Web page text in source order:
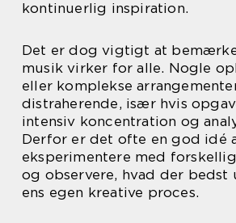
kontinuerlig inspiration.
Det er dog vigtigt at
musik virker for alle. Nogle
eller komplekse
distraherende, især hvis
intensiv koncentration og
Derfor er det ofte en god idé
eksperimentere med
og observere, hvad der bedst
ens egen kreative proces.